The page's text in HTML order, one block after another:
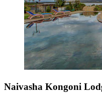
Naivasha Kongoni